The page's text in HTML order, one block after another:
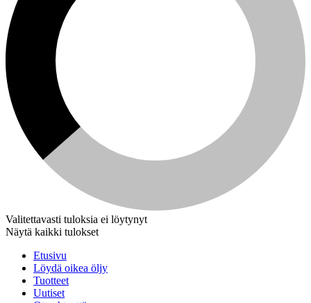
Valitettavasti tuloksia ei löytynyt
Näytä kaikki tulokset
Etusivu
Löydä oikea öljy
Tuotteet
Uutiset